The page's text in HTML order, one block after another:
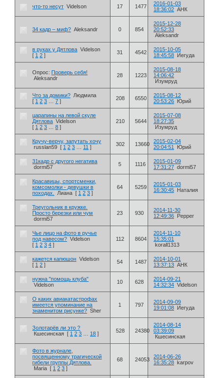
что-то несут Videlson 17 1477
2016-01-03
18:36:02 АНК
34 кадр – миф? Aleksandr 0 854
2015-12-28
20:52:33
Aleksandr
в руках у Дятлова Videlson
[ 1 2 ] 31 4542
2015-10-05
18:45:58
Иегуда
Опрос: Проверь себя!
Aleksandr
28 1223
2015-08-18
14:06:42
Изумруд
Что за домики? Людмила
[ 1 2 3 7 ] 208 6550
2015-08-12
20:53:26
Юрий
царапины на левой скуле
Дятлова Videlson
[ 1 2 3 8 ]
210 5644
2015-07-08
18:27:35
Изумруд
Кручу-верчу, запутать хочу
russlan59 [ 1 2 3 11 ] 302 13660
2015-02-04
20:04:51
Юрий
31кадр с другого негатива
dormi57
5 1116
2015-01-09
17:31:27 dormi57
Красавицы, спортсменки,
комсомолки - девушки в
походах.
Лиана [ 1 2 3 ]
64 5259
2015-01-03
16:30:45
Наталия
Треугольник в кружке.
Просто березки или чум
dormi57
23 930
2014-11-30
12:49:36
Pepper
Чье лицо на фото в ручье
под навесом? Videlson
[ 1 2 3 4 ]
112 8604
2014-11-10
15:35:01
korall1313
кажется капюшон Videlson
[ 1 2 ] 54 1487
2014-10-01
13:37:13 АНК
нужна "помощь клуба"
Videlson
10 628
2014-09-21
14:32:34 Videlson
О каких авиакатастрофах
имеется упоминание на
знаменитом рисунке? Sher
1 797
2014-09-09
19:01:08
Иегуда
Золотарёв ли это ?
Кшесинская [ 1 2 3 18 ] 528 24380
2014-08-14
03:39:09
Кшесинская
Фото в журнале,
посвященному трагической
гибели группы Дятлова.
Maria [ 1 2 3 ]
68 24053
2014-06-26
16:35:28 karpov